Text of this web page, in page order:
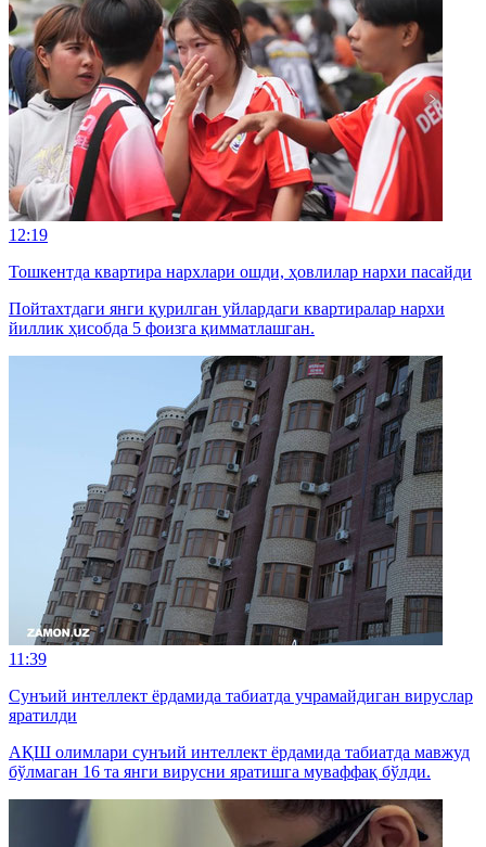
12:19
Тошкентда квартира нархлари ошди, ҳовлилар нархи пасайди
Пойтахтдаги янги қурилган уйлардаги квартиралар нархи
йиллик ҳисобда 5 фоизга қимматлашган.
11:39
Сунъий интеллект ёрдамида табиатда учрамайдиган вируслар
яратилди
АҚШ олимлари сунъий интеллект ёрдамида табиатда мавжуд
бўлмаган 16 та янги вирусни яратишга муваффақ бўлди.